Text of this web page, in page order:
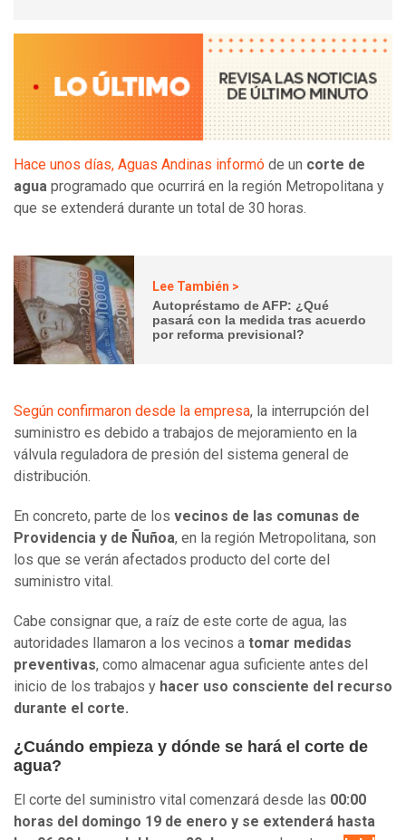
Hace unos días, Aguas Andinas informó de un corte de
agua programado que ocurrirá en la región Metropolitana y
que se extenderá durante un total de 30 horas.
Lee También >
Autopréstamo de AFP: ¿Qué
pasará con la medida tras acuerdo
por reforma previsional?
Según confirmaron desde la empresa, la interrupción del
suministro es debido a trabajos de mejoramiento en la
válvula reguladora de presión del sistema general de
distribución.
En concreto, parte de los vecinos de las comunas de
Providencia y de Ñuñoa, en la región Metropolitana, son
los que se verán afectados producto del corte del
suministro vital.
Cabe consignar que, a raíz de este corte de agua, las
autoridades llamaron a los vecinos a tomar medidas
preventivas, como almacenar agua suficiente antes del
inicio de los trabajos y hacer uso consciente del recurso
durante el corte.
¿Cuándo empieza y dónde se hará el corte de
agua?
El corte del suministro vital comenzará desde las 00:00
horas del domingo 19 de enero y se extenderá hasta